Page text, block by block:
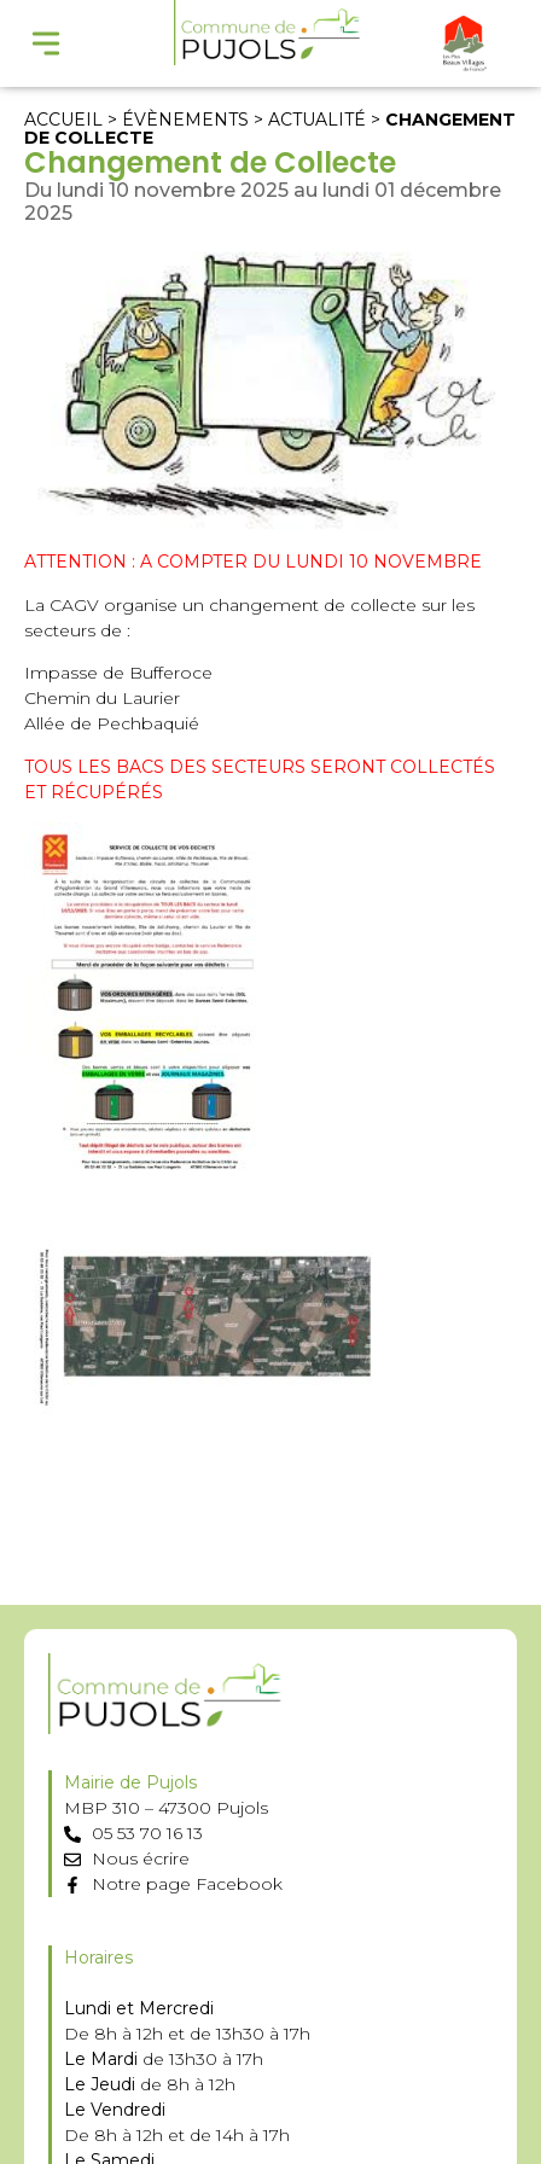
ACCUEIL > ÉVÈNEMENTS > ACTUALITÉ > CHANGEMENT
DE COLLECTE
Changement de Collecte
Du lundi 10 novembre 2025 au lundi 01 décembre
2025
ATTENTION : A COMPTER DU LUNDI 10 NOVEMBRE
La CAGV organise un changement de collecte sur les
secteurs de :
Impasse de Bufferoce
Chemin du Laurier
Allée de Pechbaquié
TOUS LES BACS DES SECTEURS SERONT COLLECTÉS
ET RÉCUPÉRÉS
Mairie de Pujols
MBP 310 – 47300 Pujols
05 53 70 16 13
Nous écrire
Notre page Facebook
Horaires
Lundi et Mercredi
De 8h à 12h et de 13h30 à 17h
Le Mardi de 13h30 à 17h
Le Jeudi de 8h à 12h
Le Vendredi
De 8h à 12h et de 14h à 17h